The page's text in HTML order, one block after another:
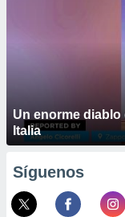
Un enorme
Italia
Síguenos